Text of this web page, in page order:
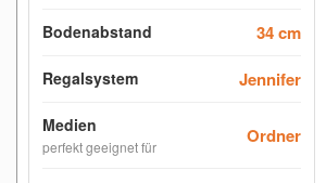
Bodenabstand 34 cm
Regalsystem Jennifer
Medien
perfekt geeignet für Ordner